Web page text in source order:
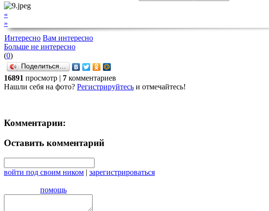
«
»
Интересно Вам интересно
Больше не интересно
(0)
Поделиться…
16891 просмотр | 7 комментариев
Нашли себя на фото? Регистрируйтесь и отмечайтесь!
Комментарии:
Оставить комментарий
войти под своим ником | зарегистрироваться
помощь